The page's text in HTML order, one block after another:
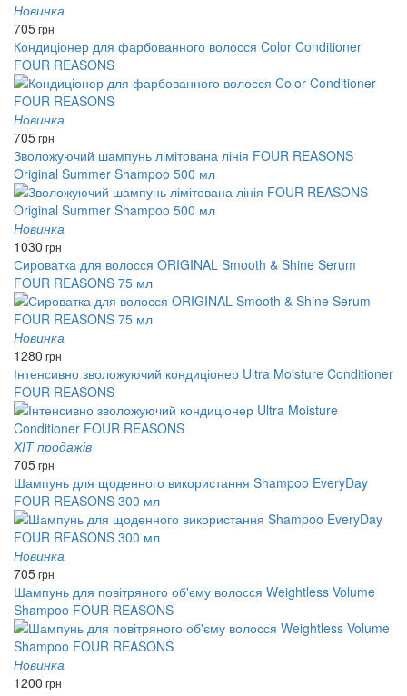
Новинка
705грн
Кондиціонер для фарбованного волосся Color Conditioner
FOUR REASONS
Новинка
705грн
Зволожуючий шампунь лімітована лінія FOUR REASONS
Original Summer Shampoo 500 мл
Новинка
1030 грн
Сироватка для волосся ORIGINAL Smooth & Shine Serum
FOUR REASONS 75 мл
Новинка
1280 грн
Інтенсивно зволожуючий кондиціонер Ultra Moisture Conditioner
FOUR REASONS
ХІТ продажів
705грн
Шампунь для щоденного використання Shampoo EveryDay
FOUR REASONS 300 мл
Новинка
705грн
Шампунь для повітряного об'єму волосся Weightless Volume
Shampoo FOUR REASONS
Новинка
1200 грн